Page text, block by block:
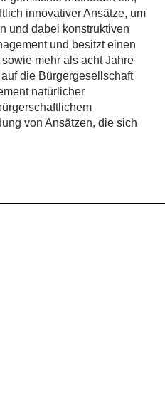
innovativer Ansätze, um
und dabei konstruktiven
und besitzt einen
mehr als acht Jahre
die Bürgergesellschaft
natürlicher
von Ansätzen, die sich